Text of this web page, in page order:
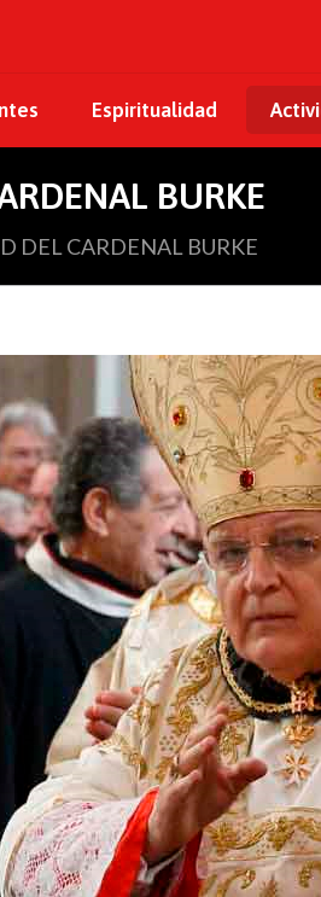
Espiritualidad
BURKE
DEL CARDENAL BURKE